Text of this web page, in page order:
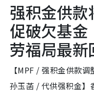
强积金供款
促破欠基
劳福局最新
【MPF / 强积金供款
孙玉菡 / 代供强积金】